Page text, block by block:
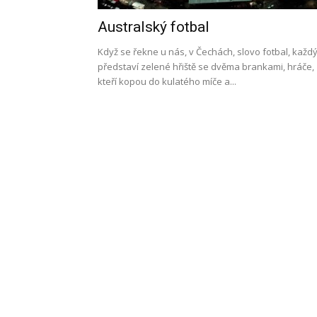
Australský fotbal
Když se řekne u nás, v Čechách, slovo fotbal,
představí zelené hřiště se dvěma brankami, hráče,
kteří kopou do kulatého míče a...